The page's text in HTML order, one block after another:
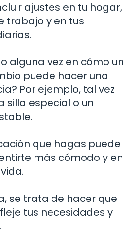
ajustes en tu hogar,
trabajo y en tus
alguna vez en cómo un
puede hacer una
Por ejemplo, tal vez
silla especial o un
que hagas puede
más cómodo y en
se trata de hacer que
tus necesidades y